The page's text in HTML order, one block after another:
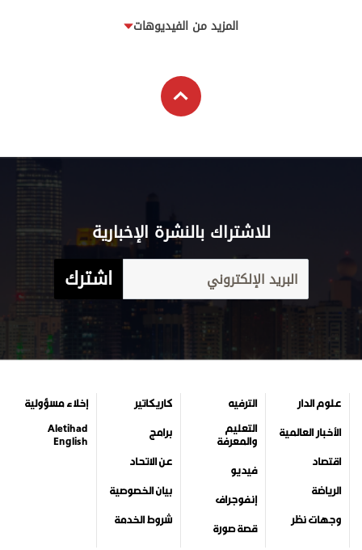
المزيد من الفيديوهات
للاشتراك بالنشرة الإخبارية
اشترك
علوم الدار
الأخبار العالمية
اقتصاد
الرياضة
وجهات نظر
الترفيه
التعليم
والمعرفة
فيديو
إنفوجراف
قصة صورة
كاريكاتير
برامج
عن الاتحاد
بيان الخصوصية
شروط الخدمة
إخلاء مسؤولية
Aletihad
English